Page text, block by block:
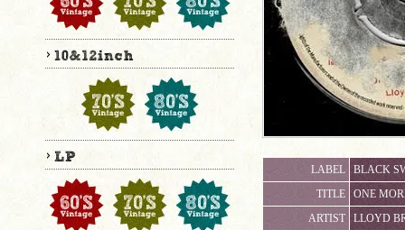
LABEL
BLACK
TITLE
ONE
ARTIST
LLOYD